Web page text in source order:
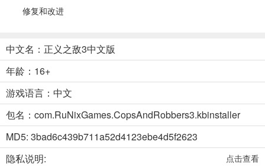
修复和改进
中文名：正义之敌3中文版
年龄：16+
游戏语言：中文
包名：com.RuNixGames.CopsAndRobbers3.kbinstaller
MD5: 3bad6c439b711a52d4123ebe4d5f2623
隐私说明:
点击查看